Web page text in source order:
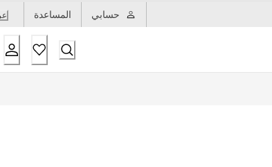
حسابي المساعدة